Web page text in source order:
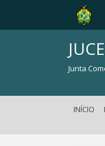
Junta
INÍCIO